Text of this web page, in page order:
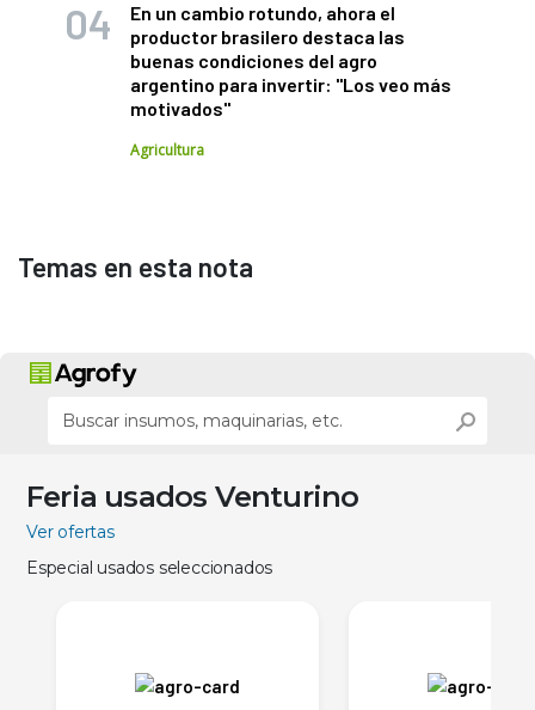
En un cambio rotundo, ahora el
productor brasilero destaca las
buenas condiciones del agro
argentino para invertir: "Los veo más
motivados"
Agricultura
Temas en esta nota
Feria usados Venturino
Ver ofertas
Especial usados seleccionados